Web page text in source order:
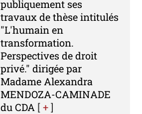
publiquement ses
travaux de thèse intitulés
"L'humain en
transformation.
Perspectives de droit
privé." dirigée par
Madame Alexandra
MENDOZA-CAMINADE
du CDA [+]